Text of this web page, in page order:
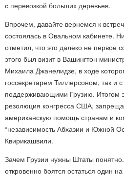
с перевозкой больших деревьев.
Впрочем, давайте вернемся к
состоялась в Овальном кабинете.
отметил, что это далеко не первое
этого был визит в Вашингтон
Михаила Джанелидзе, в ходе
госсекретарем Тиллерсоном, так и
поддерживающими Грузию. Итогом
резолюция конгресса США,
американскую помощь странам и
“независимость Абхазии и Южной
Квирикашвили.
Зачем Грузии нужны Штаты
откровенно боятся остаться один